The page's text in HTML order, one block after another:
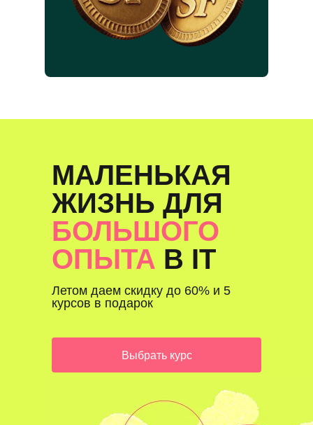
Летом даем скидку до 60% и 5
курсов в подарок
МАЛЕНЬКАЯ
ЖИЗНЬ ДЛЯ
БОЛЬШОГО
ОПЫТА В IT
Выбрать курс